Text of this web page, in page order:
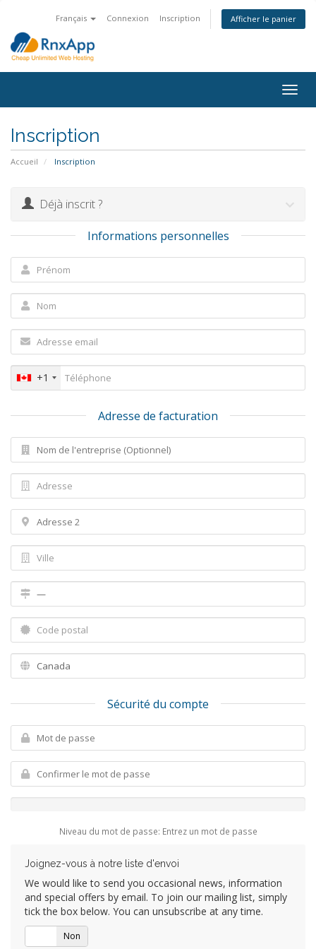
Français Connexion Inscription Afficher le panier
Inscription
Accueil Inscription
Déjà inscrit ?
Informations personnelles
+1
Adresse de facturation
Sécurité du compte
Niveau du mot de passe: Entrez un mot de passe
Joignez-vous à notre liste d'envoi
We would like to send you occasional news, information
and special offers by email. To join our mailing list, simply
tick the box below. You can unsubscribe at any time.
Non